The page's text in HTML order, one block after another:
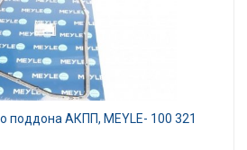
поддона АКПП, MEYLE- 100 321